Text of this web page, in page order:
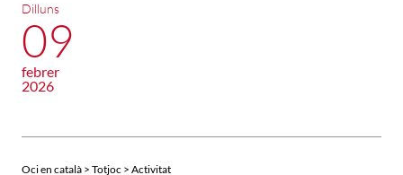
Dilluns
09
febrer
2026
Oci en català > Totjoc > Activitat